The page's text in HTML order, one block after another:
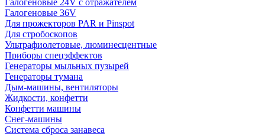
Галогеновые 24V с отражателем
Галогеновые 36V
Для прожекторов PAR и Pinspot
Для стробоскопов
Ультрафиолетовые, люминесцентные
Приборы спецэффектов
Генераторы мыльных пузырей
Генераторы тумана
Дым-машины, вентиляторы
Жидкости, конфетти
Конфетти машины
Снег-машины
Система сброса занавеса